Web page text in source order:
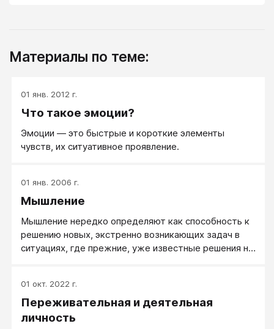
Материалы по теме:
01 янв. 2012 г.
Что такое эмоции?
Эмоции — это быстрые и короткие элементы
чувств, их ситуативное проявление.
01 янв. 2006 г.
Мышление
Мышление нередко определяют как способность к
решению новых, экстренно возникающих задач в
ситуациях, где прежние, уже известные решения не
справляться с такими задачами, но это не значит,
что если кто-то не нашел творческого решения в
новой для него ситуации, у него мышление
01 окт. 2022 г.
Переживательная и деятельная
личность